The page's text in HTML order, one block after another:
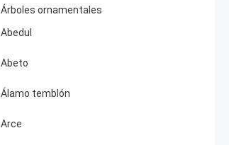
Árboles ornamentales
Abedul
Abeto
Álamo temblón
Arce